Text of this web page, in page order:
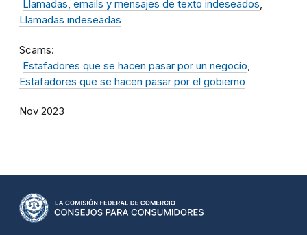
Llamadas, emails y mensajes de texto indeseados
Llamadas indeseadas
Scams
Estafadores que se hacen pasar por un negocio
Estafadores que se hacen pasar por el gobierno
Nov 2023